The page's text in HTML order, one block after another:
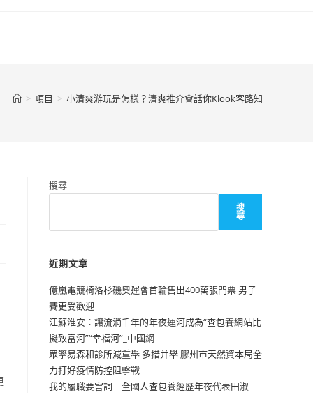
> 項目 > 小清爽游玩是怎樣？清爽推介會話你Klook客路知
搜尋
搜
尋
近期文章
億嵐電競椅洛杉磯奧運會首輪售出400萬張門票 男子
賽更受歡迎
江蘇淮安：讓流淌千年的年夜運河成為“查包養網站比
擬致富河”“幸福河”_中國網
眾擎易森和診所減重舉 多措并舉 膠州市天然資本局全
力打好疫情防控阻擊戰
我的履職要害詞｜全國人查包養經歷年夜代表田淑